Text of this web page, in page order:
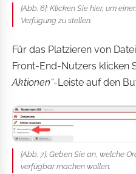
[Abb. 6]: Klicken Sie hier, um
Verfügung zu stellen.
Für das Platzieren von
Front-End-Nutzers klicken
Aktionen“-Leiste auf den
[Abb. 7]: Geben Sie an, welche
verfügbar machen wollen.